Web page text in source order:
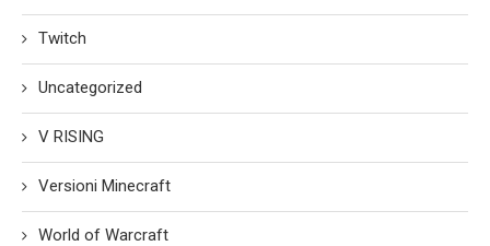
Twitch
Uncategorized
V RISING
Versioni Minecraft
World of Warcraft